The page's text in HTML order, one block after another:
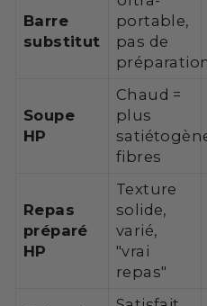
Barre
substitut
portable,
pas de
Soupe
HP
Chaud =
plus
fibres
Repas
préparé
HP
Texture
solide,
varié,
"vrai
repas"